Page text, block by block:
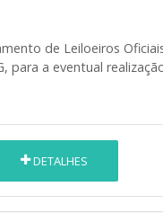
de Leiloeiros
para a eventual
DETALHES